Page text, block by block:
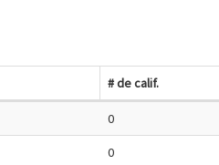
# de calif.
0
0